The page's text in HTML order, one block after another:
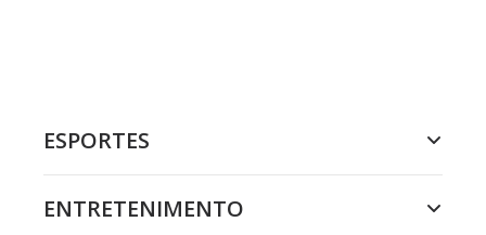
ESPORTES
ENTRETENIMENTO